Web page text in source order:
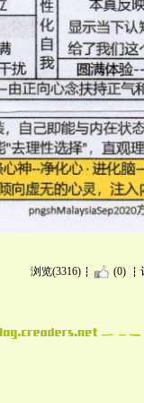
浏览(3316) (0)